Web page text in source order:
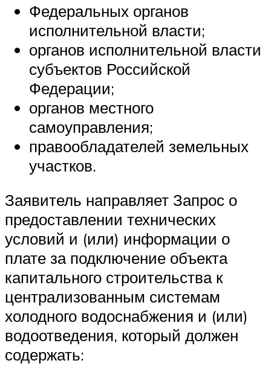
Федеральных органов
исполнительной власти;
органов исполнительной власти
субъектов Российской
Федерации;
органов местного
самоуправления;
правообладателей земельных
участков.
Заявитель направляет Запрос о
предоставлении технических
условий и (или) информации о
плате за подключение объекта
капитального строительства к
централизованным системам
холодного водоснабжения и (или)
водоотведения, который должен
содержать: